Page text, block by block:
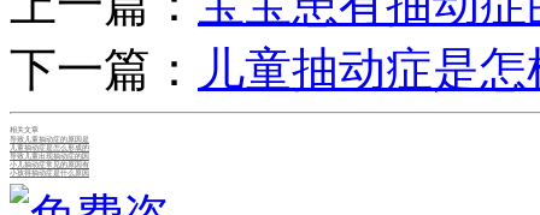
下一篇： 儿童抽动症是
相关文章
导致儿童抽动症的原因是
儿童抽动症是怎么形成的
导致儿童出现抽动症的因
小儿抽动症常见的原因有
小孩得抽动症是什么原因